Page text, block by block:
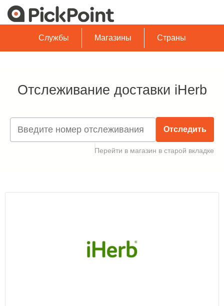
Службы Магазины Страны
Отслеживание доставки iHerb
Отследить
Перейти в магазин в старой вкладке